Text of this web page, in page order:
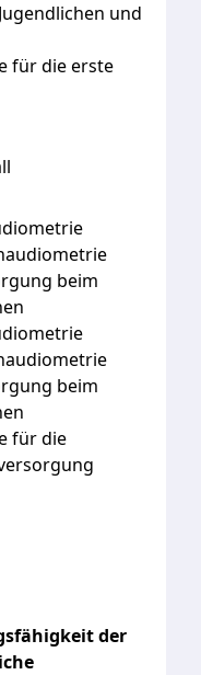
und
für die erste
beim
beim
für die
der